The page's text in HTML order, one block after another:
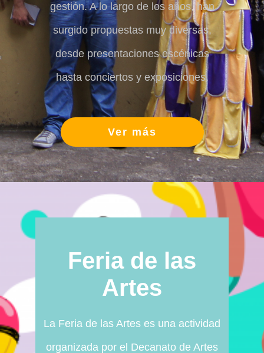
gestión. A lo largo de los años, han
surgido propuestas muy diversas,
desde presentaciones escénicas
hasta conciertos y exposiciones.
Ver más
Feria de las
Artes
La Feria de las Artes es una actividad
organizada por el Decanato de Artes